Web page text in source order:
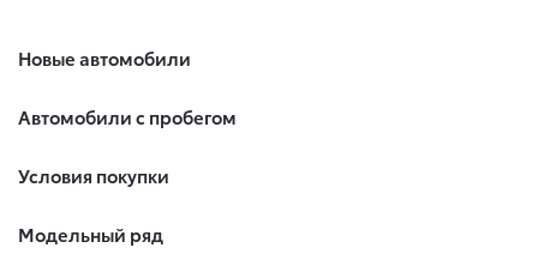
Новые автомобили
Автомобили с пробегом
Условия покупки
Модельный ряд